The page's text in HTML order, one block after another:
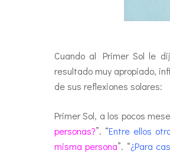
Cuando al Primer Sol le
resultado muy apropiado,
de sus reflexiones solares:
Primer Sol, a los pocos
personas?”. “Entre ellos
misma persona”. “¿Para